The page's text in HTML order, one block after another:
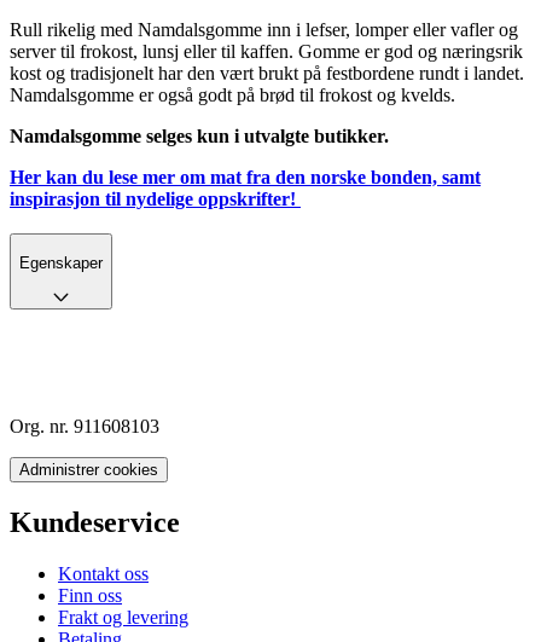
Rull rikelig med Namdalsgomme inn i lefser, lomper eller vafler og
server til frokost, lunsj eller til kaffen. Gomme er god og næringsrik
kost og tradisjonelt har den vært brukt på festbordene rundt i landet.
Namdalsgomme er også godt på brød til frokost og kvelds.
Namdalsgomme selges kun i utvalgte butikker.
Her kan du lese mer om mat fra den norske bonden, samt
inspirasjon til nydelige oppskrifter!
Egenskaper
Org. nr. 911608103
Administrer cookies
Kundeservice
Kontakt oss
Finn oss
Frakt og levering